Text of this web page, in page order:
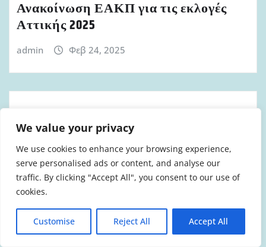
We value your privacy
We use cookies to enhance your browsing experience,
serve personalised ads or content, and analyse our
traffic. By clicking "Accept All", you consent to our use of
cookies.
Customise Reject All Accept All
Ανακοίνωση ΕΑΚΠ για τις εκλογές
Αττικής 2025
admin Φεβ 24, 2025
ΔΕΛΤΊΑ ΤΎΠΟΥ ΕΑΚΠ
Ανακοίνωση ΕΑΚΠ για τα
αποτελέσματα των εκλογών στα
Συμβούλια Μεταθέσεων στις 19.12.2024